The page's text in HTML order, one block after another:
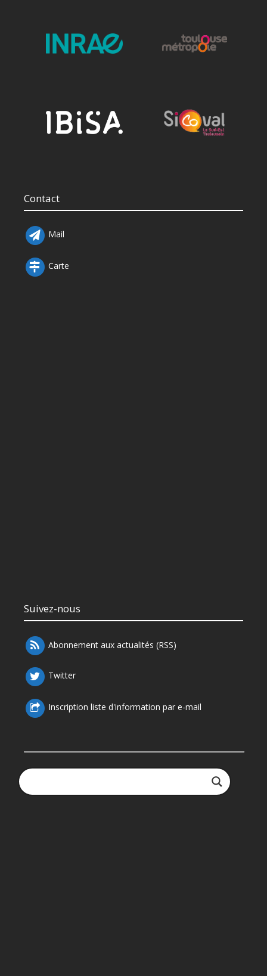
Contact
Mail
Carte
Suivez-nous
Abonnement aux actualités (RSS)
Twitter
Inscription liste d'information par e-mail